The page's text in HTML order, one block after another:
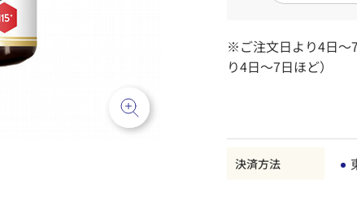
※ご注文日より4日～
り4日～7日ほど）
決済方法